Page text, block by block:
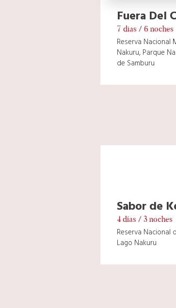
Fuera Del
7 dias / 6 noches
Reserva Nacional
Nakuru, Parque
de Samburu
Sabor de
4 días / 3 noches
Reserva Nacional
Lago Nakuru